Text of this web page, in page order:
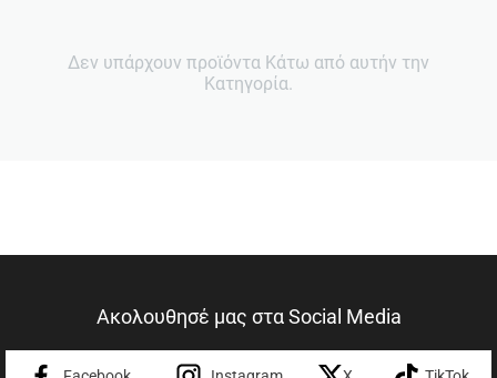
Δεν υπάρχουν προϊόντα Κάτω από αυτήν την
Κατηγορία.
Ακολουθησέ μας στα Social Media